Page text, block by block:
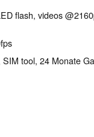
flash, videos
tool, 24 Monate